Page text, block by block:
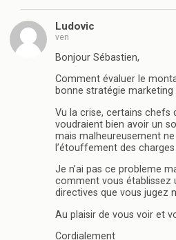
Ludovic
ven
Bonjour Sébastien,
Comment évaluer le
bonne stratégie marketing
Vu la crise, certains chefs
voudraient bien avoir un
mais malheureusement
l’étouffement des
Je n’ai pas ce probleme
comment vous établissez
directives que vous jugez
Au plaisir de vous voir et
Cordialement